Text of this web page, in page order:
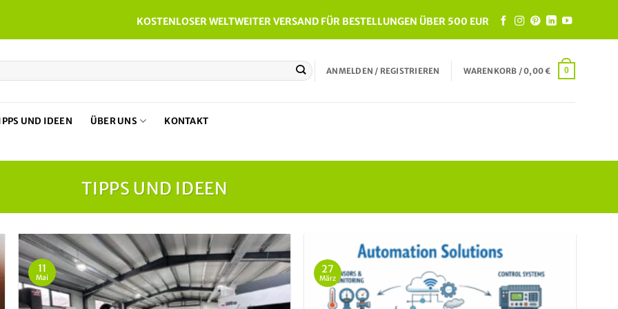
KOSTENLOSER WELTWEITER VERSAND FÜR BESTELLUNGEN ÜBER 500 EUR
ANMELDEN / REGISTRIEREN WARENKORB /0,00€ 0
UND IDEEN ÜBER UNS KONTAKT
TIPPS UND IDEEN
11
Mai
27
März